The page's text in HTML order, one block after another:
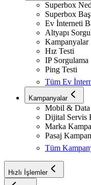
Superbox
Superbox
Ev İnterneti
Altyapı
Kampanyalar
Hız Testi
IP Sorgulama
Ping Testi
Tüm Ev
Kampanyalar
Mobil & Data
Dijital Servis
Marka
Pasaj
Tüm
Hızlı İşlemler